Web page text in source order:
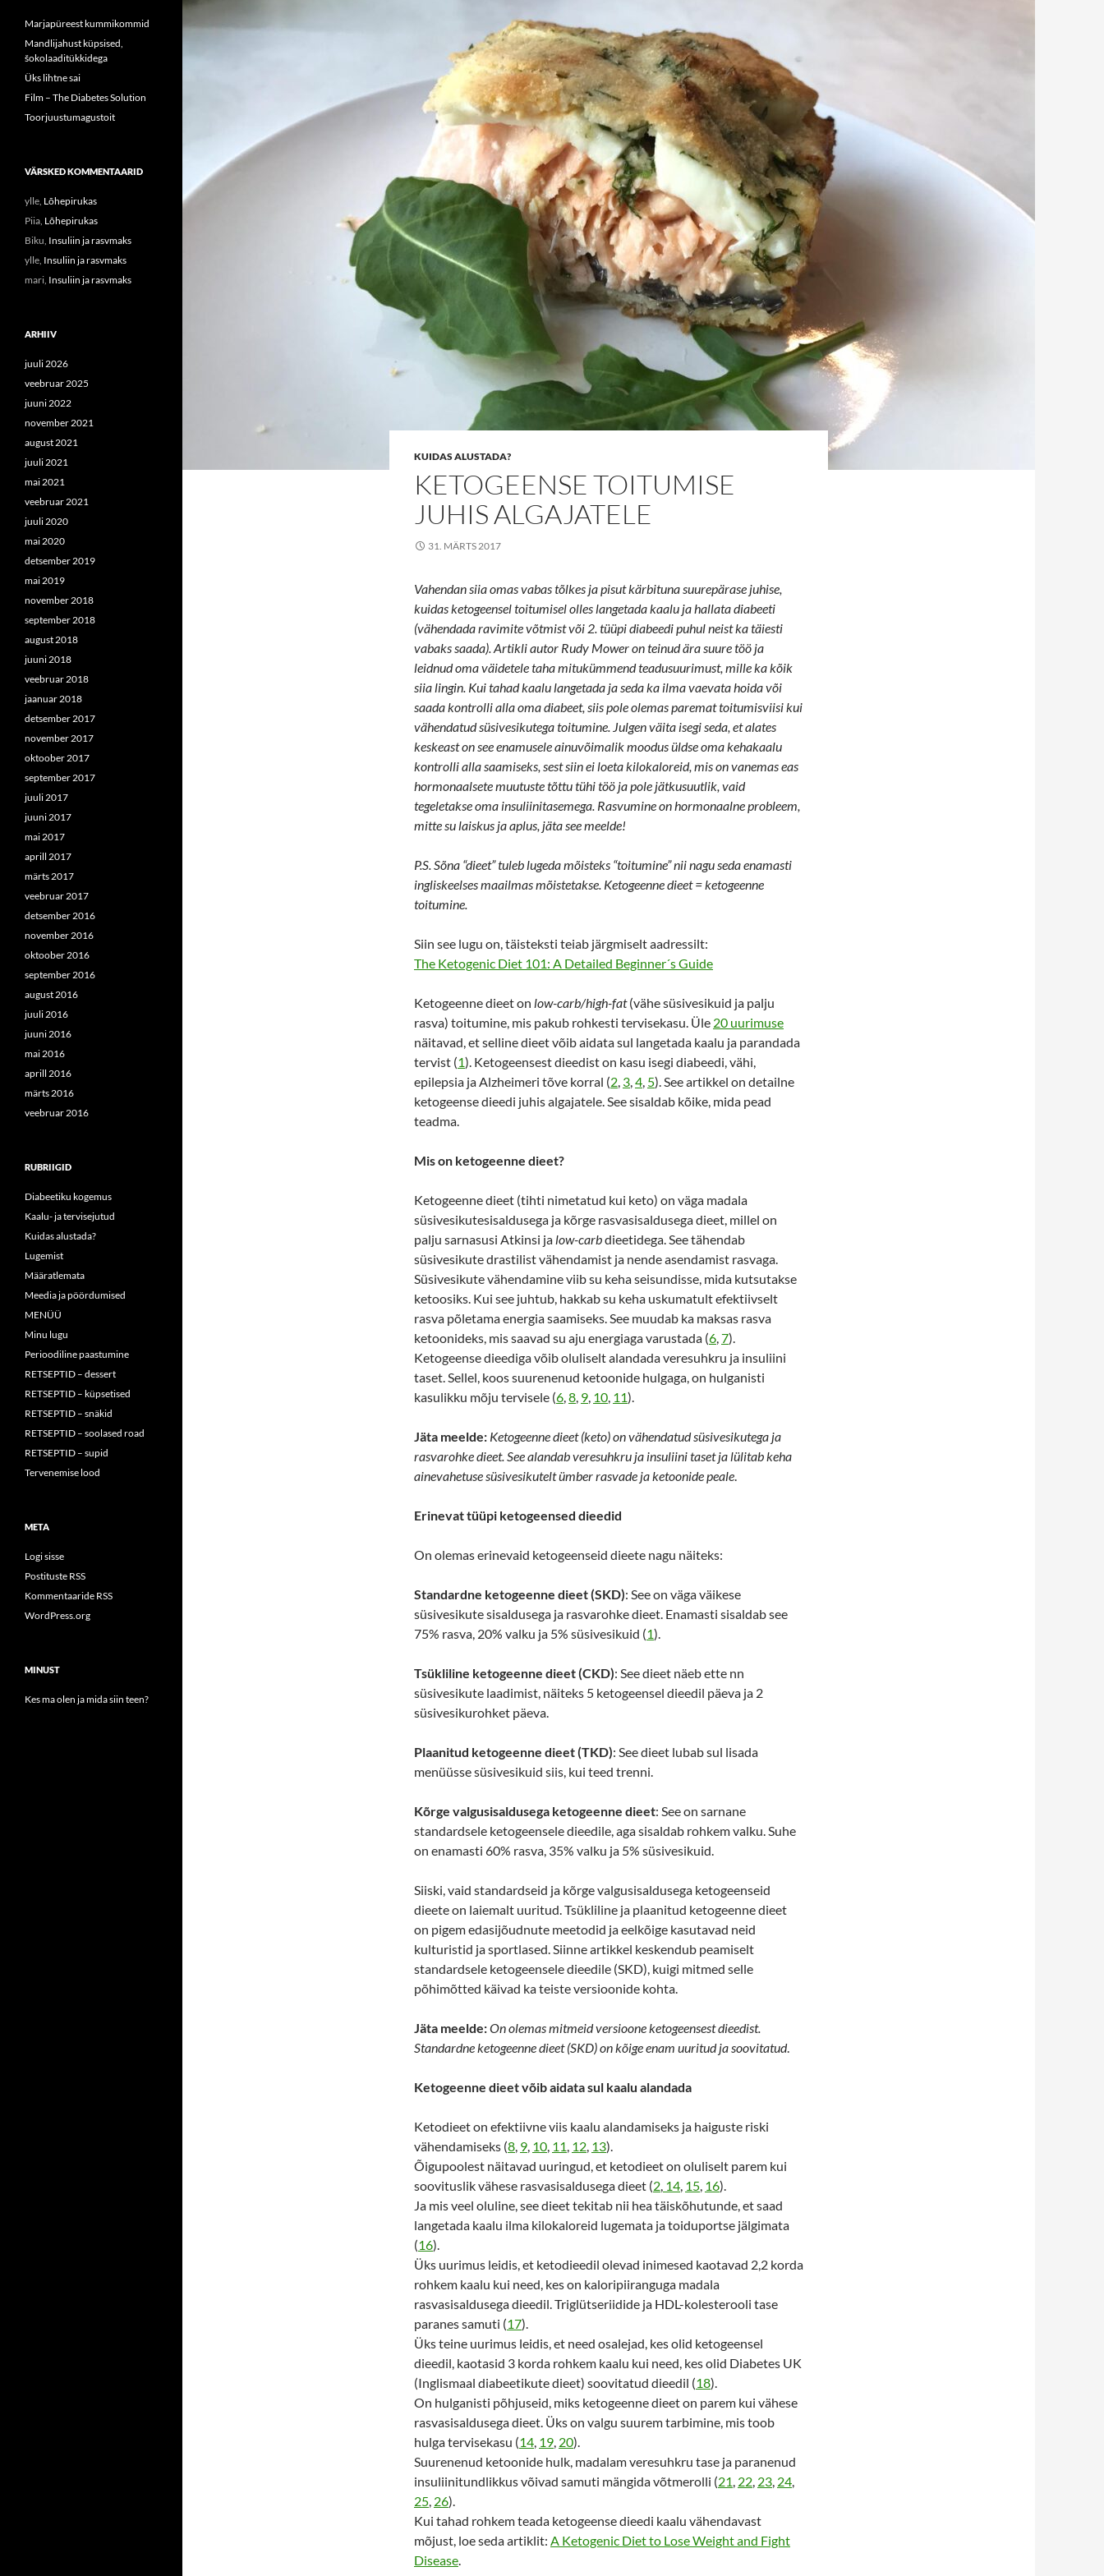
KUIDAS ALUSTADA?
KETOGEENSE TOITUMISE
JUHIS ALGAJATELE
31. MÄRTS 2017
Vahendan siia omas vabas tõlkes ja pisut kärbituna suurepärase juhise,
kuidas ketogeensel toitumisel olles langetada kaalu ja hallata diabeeti
(vähendada ravimite võtmist või 2. tüüpi diabeedi puhul neist ka täiesti
vabaks saada). Artikli autor Rudy Mower on teinud ära suure töö ja
leidnud oma väidetele taha mitukümmend teadusuurimust, mille ka kõik
siia lingin. Kui tahad kaalu langetada ja seda ka ilma vaevata hoida või
saada kontrolli alla oma diabeet, siis pole olemas paremat toitumisviisi kui
vähendatud süsivesikutega toitumine. Julgen väita isegi seda, et alates
keskeast on see enamusele ainuvõimalik moodus üldse oma kehakaalu
kontrolli alla saamiseks, sest siin ei loeta kilokaloreid, mis on vanemas eas
hormonaalsete muutuste tõttu tühi töö ja pole jätkusuutlik, vaid
tegeletakse oma insuliinitasemega. Rasvumine on hormonaalne probleem,
mitte su laiskus ja aplus, jäta see meelde!
P.S. Sõna “dieet” tuleb lugeda mõisteks “toitumine” nii nagu seda enamasti
ingliskeelses maailmas mõistetakse. Ketogeenne dieet = ketogeenne
toitumine.
Siin see lugu on, täisteksti teiab järgmiselt aadressilt:
The Ketogenic Diet 101: A Detailed Beginner´s Guide
Ketogeenne dieet on low-carb/high-fat(vähe süsivesikuid ja palju
rasva) toitumine, mis pakub rohkesti tervisekasu. Üle 20 uurimuse
näitavad, et selline dieet võib aidata sul langetada kaalu ja parandada
tervist (1). Ketogeensest dieedist on kasu isegi diabeedi, vähi,
epilepsia ja Alzheimeri tõve korral (2, 3,4, 5). See artikkel on detailne
ketogeense dieedi juhis algajatele. See sisaldab kõike, mida pead
teadma.
Mis on ketogeenne dieet?
Ketogeenne dieet (tihti nimetatud kui keto) on väga madala
süsivesikutesisaldusega ja kõrge rasvasisaldusega dieet, millel on
palju sarnasusi Atkinsi ja low-carbdieetidega. See tähendab
süsivesikute drastilist vähendamist ja nende asendamist rasvaga.
Süsivesikute vähendamine viib su keha seisundisse, mida kutsutakse
ketoosiks. Kui see juhtub, hakkab su keha uskumatult efektiivselt
rasva põletama energia saamiseks. See muudab ka maksas rasva
ketoonideks, mis saavad su aju energiaga varustada (6,7).
Ketogeense dieediga võib oluliselt alandada veresuhkru ja insuliini
taset. Sellel, koos suurenenud ketoonide hulgaga, on hulganisti
kasulikku mõju tervisele (6,8, 9, 10, 11).
Jäta meelde: Ketogeenne dieet (keto) on vähendatud süsivesikutega ja
rasvarohke dieet. See alandab veresuhkru ja insuliini taset ja lülitab keha
ainevahetuse süsivesikutelt ümber rasvade ja ketoonide peale.
Erinevat tüüpi ketogeensed dieedid
On olemas erinevaid ketogeenseid dieete nagu näiteks:
Standardne ketogeenne dieet (SKD): See on väga väikese
süsivesikute sisaldusega ja rasvarohke dieet. Enamasti sisaldab see
75% rasva, 20% valku ja 5% süsivesikuid (1).
Tsükliline ketogeenne dieet (CKD): See dieet näeb ette nn
süsivesikute laadimist, näiteks 5 ketogeensel dieedil päeva ja 2
süsivesikurohket päeva.
Plaanitud ketogeenne dieet (TKD): See dieet lubab sul lisada
menüüsse süsivesikuid siis, kui teed trenni.
Kõrge valgusisaldusega ketogeenne dieet: See on sarnane
standardsele ketogeensele dieedile, aga sisaldab rohkem valku. Suhe
on enamasti 60% rasva, 35% valku ja 5% süsivesikuid.
Siiski, vaid standardseid ja kõrge valgusisaldusega ketogeenseid
dieete on laiemalt uuritud. Tsükliline ja plaanitud ketogeenne dieet
on pigem edasijõudnute meetodid ja eelkõige kasutavad neid
kulturistid ja sportlased. Siinne artikkel keskendub peamiselt
standardsele ketogeensele dieedile (SKD), kuigi mitmed selle
põhimõtted käivad ka teiste versioonide kohta.
Jäta meelde:On olemas mitmeid versioone ketogeensest dieedist.
Standardne ketogeenne dieet (SKD) on kõige enam uuritud ja soovitatud.
Ketogeenne dieet võib aidata sul kaalu alandada
Ketodieet on efektiivne viis kaalu alandamiseks ja haiguste riski
vähendamiseks (8, 9, 10, 11, 12, 13).
Õigupoolest näitavad uuringud, et ketodieet on oluliselt parem kui
soovituslik vähese rasvasisaldusega dieet (2, 14, 15, 16).
Ja mis veel oluline, see dieet tekitab nii hea täiskõhutunde, et saad
langetada kaalu ilma kilokaloreid lugemata ja toiduportse jälgimata
(16).
Üks uurimus leidis, et ketodieedil olevad inimesed kaotavad 2,2 korda
rohkem kaalu kui need, kes on kaloripiiranguga madala
rasvasisaldusega dieedil. Triglütseriidide ja HDL-kolesterooli tase
paranes samuti (17).
Üks teine uurimus leidis, et need osalejad, kes olid ketogeensel
dieedil, kaotasid 3 korda rohkem kaalu kui need, kes olid Diabetes UK
(Inglismaal diabeetikute dieet) soovitatud dieedil (18).
On hulganisti põhjuseid, miks ketogeenne dieet on parem kui vähese
rasvasisaldusega dieet. Üks on valgu suurem tarbimine, mis toob
hulga tervisekasu (14, 19, 20).
Suurenenud ketoonide hulk, madalam veresuhkru tase ja paranenud
insuliinitundlikkus võivad samuti mängida võtmerolli (21, 22, 23, 24,
25, 26).
Kui tahad rohkem teada ketogeense dieedi kaalu vähendavast
mõjust, loe seda artiklit: A Ketogenic Diet to Lose Weight and Fight
Disease.
Marjapüreest kummikommid
Mandlijahust küpsised,
šokolaaditükkidega
Üks lihtne sai
Film – The Diabetes Solution
Toorjuustumagustoit
VÄRSKED KOMMENTAARID
ylle, Lõhepirukas
Piia, Lõhepirukas
Biku, Insuliin ja rasvmaks
ylle, Insuliin ja rasvmaks
mari, Insuliin ja rasvmaks
ARHIIV
juuli 2026
veebruar 2025
juuni 2022
november 2021
august 2021
juuli 2021
mai 2021
veebruar 2021
juuli 2020
mai 2020
detsember 2019
mai 2019
november 2018
september 2018
august 2018
juuni 2018
veebruar 2018
jaanuar 2018
detsember 2017
november 2017
oktoober 2017
september 2017
juuli 2017
juuni 2017
mai 2017
aprill 2017
märts 2017
veebruar 2017
detsember 2016
november 2016
oktoober 2016
september 2016
august 2016
juuli 2016
juuni 2016
mai 2016
aprill 2016
märts 2016
veebruar 2016
RUBRIIGID
Diabeetiku kogemus
Kaalu- ja tervisejutud
Kuidas alustada?
Lugemist
Määratlemata
Meedia ja pöördumised
MENÜÜ
Minu lugu
Perioodiline paastumine
RETSEPTID – dessert
RETSEPTID – küpsetised
RETSEPTID – snäkid
RETSEPTID – soolased road
RETSEPTID – supid
Tervenemise lood
META
Logi sisse
Postituste RSS
Kommentaaride RSS
WordPress.org
MINUST
Kes ma olen ja mida siin teen?